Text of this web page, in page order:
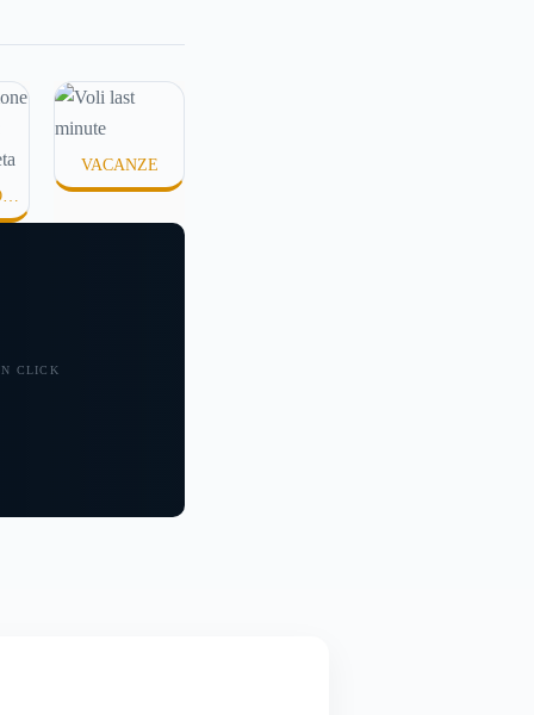
se ti chiedi
quanto ti costa
non
VACANZE
CLICK